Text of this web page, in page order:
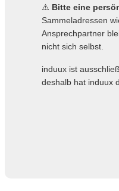
⚠️ Bitte eine
Sammeladressen
Ansprechpartner
nicht sich selbst.
induux ist
deshalb hat induux